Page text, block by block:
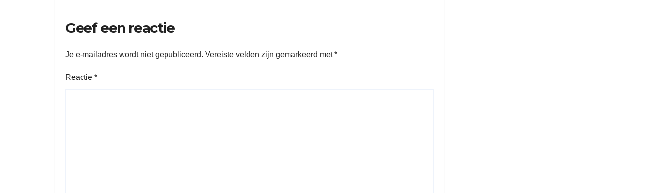
Geef een reactie
Je e-mailadres wordt niet gepubliceerd. Vereiste velden zijn gemarkeerd met*
Reactie *